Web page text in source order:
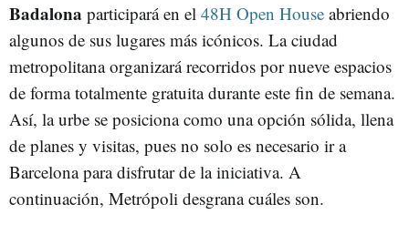
Badalona participará en el 48H Open House abriendo
algunos de sus lugares más icónicos. La ciudad
metropolitana organizará recorridos por nueve espacios
de forma totalmente gratuita durante este fin de semana.
Así, la urbe se posiciona como una opción sólida, llena
de planes y visitas, pues no solo es necesario ir a
Barcelona para disfrutar de la iniciativa. A
continuación, Metrópoli desgrana cuáles son.